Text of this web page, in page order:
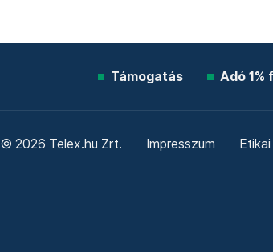
Támogatás Adó 1%
© 2026 Telex.hu Zrt. Impresszum